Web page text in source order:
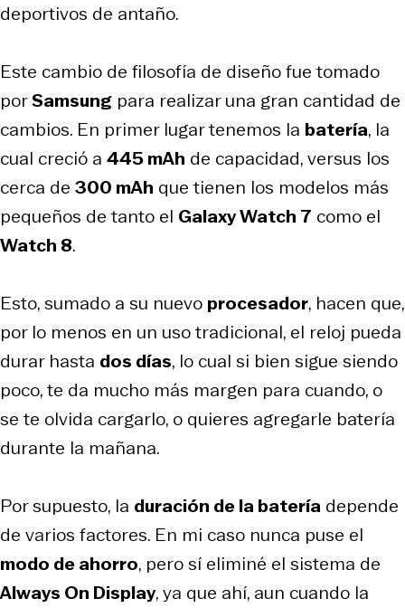
deportivos de antaño.
Este cambio de filosofía de diseño fue tomado
porSamsung para realizar una gran cantidad de
cambios. En primer lugar tenemos la batería, la
cual creció a 445 mAh de capacidad, versus los
cerca de 300 mAh que tienen los modelos más
pequeños de tanto el Galaxy Watch 7 como el
Watch 8.
Esto, sumado a su nuevo procesador, hacen que,
por lo menos en un uso tradicional, el reloj pueda
durar hasta dos días, lo cual si bien sigue siendo
poco, te da mucho más margen para cuando, o
se te olvida cargarlo, o quieres agregarle batería
durante la mañana.
Por supuesto, la duración de la batería depende
de varios factores. En mi caso nunca puse el
modo de ahorro, pero sí eliminé el sistema de
Always On Display, ya que ahí, aun cuando la